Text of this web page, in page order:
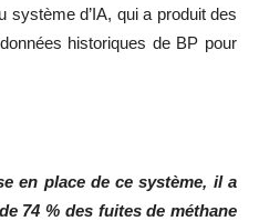
système d’IA, qui a produit des
historiques de BP pour
en place de ce système, il a
74 % des fuites de méthane